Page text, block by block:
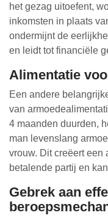
het gezag uitoefent,
inkomsten in plaats
ondermijnt de
en leidt tot financiële
Alimentatie
Een andere
van
4 maanden duurden,
man levenslang
vrouw. Dit creëert
betalende partij en
Gebrek aan